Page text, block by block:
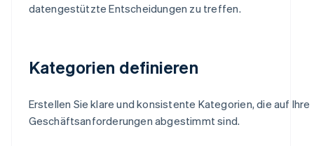
datengestützte Entscheidungen zu treffen.
Kategorien definieren
Erstellen Sie klare und konsistente Kategorien, die auf Ihre
Geschäftsanforderungen abgestimmt sind.